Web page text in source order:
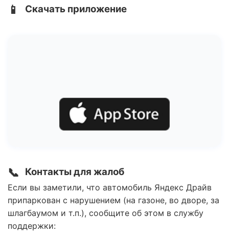
📱 Скачать приложение
📞 Контакты для жалоб
Если вы заметили, что автомобиль Яндекс Драйв
припаркован с нарушением (на газоне, во дворе, за
шлагбаумом и т.п.), сообщите об этом в службу
поддержки: